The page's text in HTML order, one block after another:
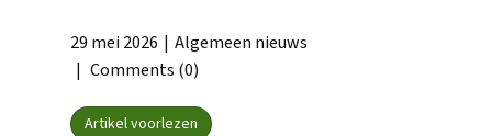
29 mei 2026
Algemeen nieuws
Comments (0)
Artikel voorlezen